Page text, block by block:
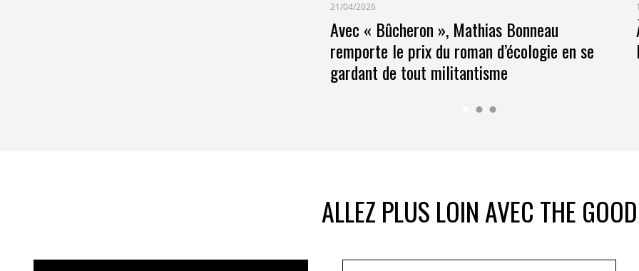
21/04/2026
Avec « Bûcheron », Mathias Bonneau
remporte le prix du roman d’écologie en se
gardant de tout militantisme
ALLEZ PLUS LOIN AVEC THE GOOD